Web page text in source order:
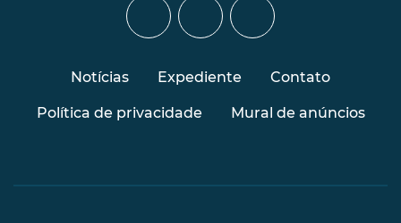
Notícias Expediente Contato
Política de privacidade Mural de anúncios